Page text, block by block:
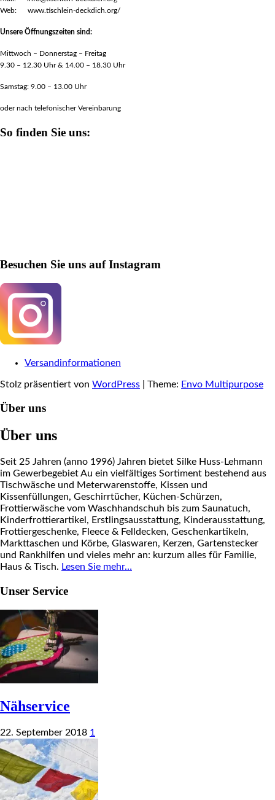
Web: www.tischlein-deckdich.org/
Unsere Öffnungszeiten sind:
Mittwoch – Donnerstag – Freitag
9.30 – 12.30 Uhr & 14.00 – 18.30 Uhr
Samstag: 9.00 – 13.00 Uhr
oder nach telefonischer Vereinbarung
So finden Sie uns:
Besuchen Sie uns auf Instagram
Versandinformationen
Stolz präsentiert von WordPress Theme: Envo Multipurpose
Über uns
Über uns
Seit 25 Jahren (anno 1996) Jahren bietet Silke Huss-Lehmann
im Gewerbegebiet Au ein vielfältiges Sortiment bestehend aus
Tischwäsche und Meterwarenstoffe, Kissen und
Kissenfüllungen, Geschirrtücher, Küchen-Schürzen,
Frottierwäsche vom Waschhandschuh bis zum Saunatuch,
Kinderfrottierartikel, Erstlingsausstattung, Kinderausstattung,
Frottiergeschenke, Fleece & Felldecken, Geschenkartikeln,
Markttaschen und Körbe, Glaswaren, Kerzen, Gartenstecker
und Rankhilfen und vieles mehr an: kurzum alles für Familie,
Haus & Tisch. Lesen Sie mehr…
Unser Service
Nähservice
22. September 2018 1